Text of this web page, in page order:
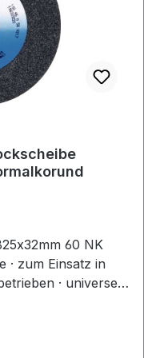
60 Normalkorund
60 NK
· zum Einsatz in
· universell